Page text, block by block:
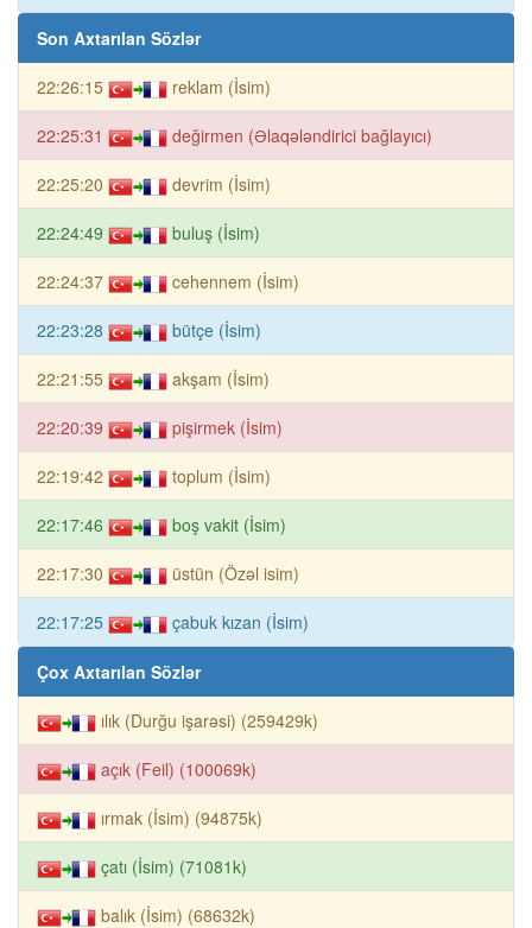
Son Axtarılan Sözlər
22:26:15 reklam (İsim)
22:25:31 değirmen (Əlaqələndirici bağlayıcı)
22:25:20 devrim (İsim)
22:24:49 buluş (İsim)
22:24:37 cehennem (İsim)
22:23:28 bütçe (İsim)
22:21:55 akşam (İsim)
22:20:39 pişirmek (İsim)
22:19:42 toplum (İsim)
22:17:46 boş vakit (İsim)
22:17:30 üstün (Özəl isim)
22:17:25 çabuk kızan (İsim)
Çox Axtarılan Sözlər
ılık (Durğu işarəsi) (259429k)
açık (Feil) (100069k)
ırmak (İsim) (94875k)
çatı (İsim) (71081k)
balık (İsim) (68632k)